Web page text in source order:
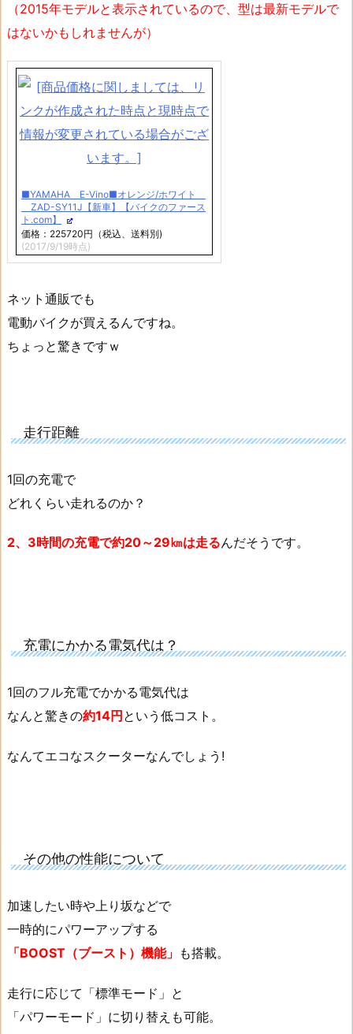
（2015年モデルと表示されているので、型は最新モデルで
はないかもしれませんが）
■YAMAHA E-Vino■オレンジ/ホワイト
ZAD-SY11J【新車】【バイクのファース
ト.com】
価格：225720円（税込、送料別)
(2017/9/19時点)
ネット通販でも
電動バイクが買えるんですね。
ちょっと驚きですｗ
走行距離
1回の充電で
どれくらい走れるのか？
2、3時間の充電で約20～29㎞は走るんだそうです。
充電にかかる電気代は？
1回のフル充電でかかる電気代は
なんと驚きの約14円 という低コスト。
なんてエコなスクーターなんでしょう!
その他の性能について
加速したい時や上り坂などで
一時的にパワーアップする
「BOOST（ブースト）機能」 も搭載。
走行に応じて「標準モード」と
「パワーモード」に切り替えも可能。